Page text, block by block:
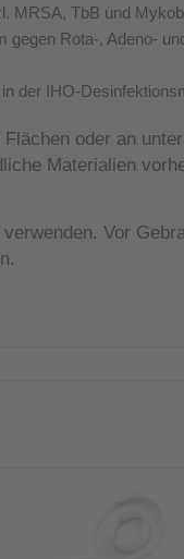
MRSA, TbB und
gegen Rota-, Adeno-
der IHO-
oder an
Materialien
Vor